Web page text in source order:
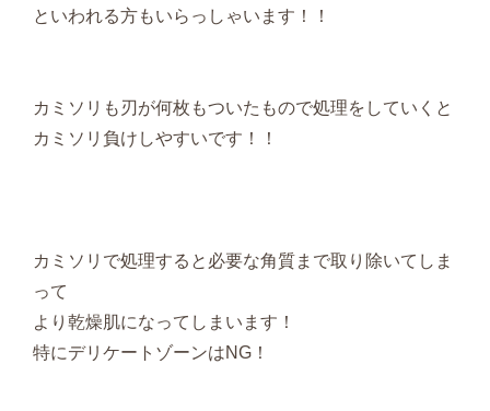
といわれる方もいらっしゃいます！！
カミソリも刃が何枚もついたもので処理をしていくと
カミソリ負けしやすいです！！
カミソリで処理すると必要な角質まで取り除いてしま
って
より乾燥肌になってしまいます！
特にデリケートゾーンはNG！